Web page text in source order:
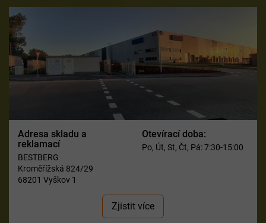
Adresa skladu a
reklamací
BESTBERG
Kroměřížská 824/29
68201 Vyškov 1
Otevírací doba:
Po, Út, St, Čt, Pá: 7:30-15:00
Zjistit více